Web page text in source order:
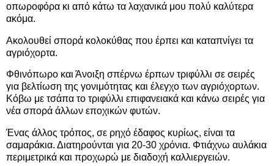
οπωροφόρα κι από κάτω τα λαχανικά μου πολύ καλύτερα
ακόμα.
Ακολουθεί σπορά κολοκύθας που έρπει και καταπνίγει τα
αγριόχορτα.
Φθινόπωρο και Άνοιξη σπέρνω έρπων τριφύλλι σε σειρές
για βελτίωση της γονιμότητας και έλεγχο των αγριόχορτων.
Κόβω με τσάπα το τριφύλλι επιφανειακά και κάνω σειρές για
νέα σπορά άλλων εποχικών φυτών.
Ένας άλλος τρόπος, σε ρηχό έδαφος κυρίως, είναι τα
σαμαράκια. Διατηρούνται για 20-30 χρόνια. Φτιάχνω αυλάκια
περιμετρικά και προχωρώ με διαδοχή καλλιεργειών.